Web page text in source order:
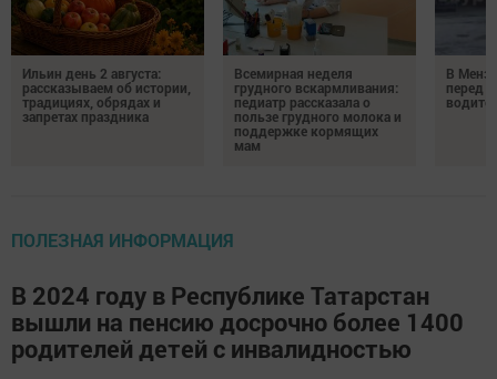
Ильин день 2 августа:
рассказываем об истории,
традициях, обрядах и
запретах праздника
Всемирная неделя
грудного вскармливания:
педиатр рассказала о
пользе грудного молока и
поддержке кормящих
мам
В
перед
ПОЛЕЗНАЯ ИНФОРМАЦИЯ
В 2024 году в Республике Татарстан
вышли на пенсию досрочно более 1400
родителей детей с инвалидностью